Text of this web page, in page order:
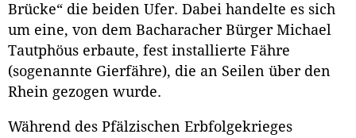
Brücke“ die beiden Ufer. Dabei handelte es sich
um eine, von dem Bacharacher Bürger Michael
Tautphöus erbaute, fest installierte Fähre
(sogenannte Gierfähre), die an Seilen über den
Rhein gezogen wurde.
Während des Pfälzischen Erbfolgekrieges